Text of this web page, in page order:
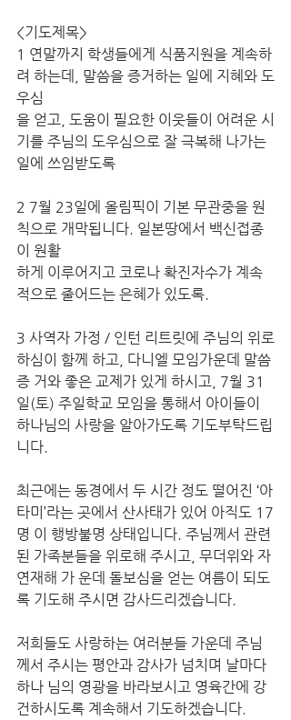
<기도제목>
1 연말까지 학생들에게 식품지원을 계속하
려 하는데, 말씀을 증거하는 일에 지혜와 도
우심
을 얻고, 도움이 필요한 이웃들이 어려운 시
기를 주님의 도우심으로 잘 극복해 나가는
일에 쓰임받도록
2 7월 23일에 올림픽이 기본 무관중을 원
칙으로 개막됩니다. 일본땅에서 백신접종
이 원활
하게 이루어지고 코로나 확진자수가 계속
적으로 줄어드는 은혜가 있도록.
3 사역자 가정 / 인턴 리트릿에 주님의 위로
하심이 함께 하고, 다니엘 모임가운데 말씀
증 거와 좋은 교제가 있게 하시고, 7월 31
일(토) 주일학교 모임을 통해서 아이들이
하나님의 사랑을 알아가도록 기도부탁드립
니다.
최근에는 동경에서 두 시간 정도 떨어진 ‘아
타미’라는 곳에서 산사태가 있어 아직도 17
명 이 행방불명 상태입니다. 주님께서 관련
된 가족분들을 위로해 주시고, 무더위와 자
연재해 가 운데 돌보심을 얻는 여름이 되도
록 기도해 주시면 감사드리겠습니다.
저희들도 사랑하는 여러분들 가운데 주님
께서 주시는 평안과 감사가 넘치며 날마다
하나 님의 영광을 바라보시고 영육간에 강
건하시도록 계속해서 기도하겠습니다.